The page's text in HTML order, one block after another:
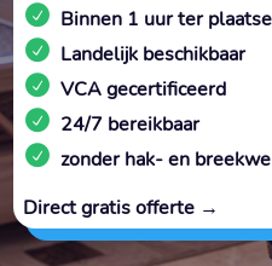
Binnen 1 uur ter plaatse
Landelijk beschikbaar
VCA gecertificeerd
24/7 bereikbaar
zonder hak- en
Direct gratis offerte →